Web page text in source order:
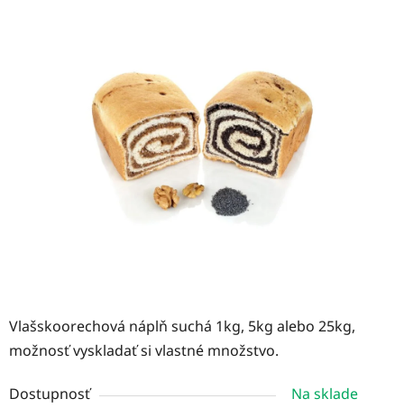
Vlašskoorechová náplň suchá 1kg, 5kg alebo 25kg,
možnosť vyskladať si vlastné množstvo.
Dostupnosť
Na sklade